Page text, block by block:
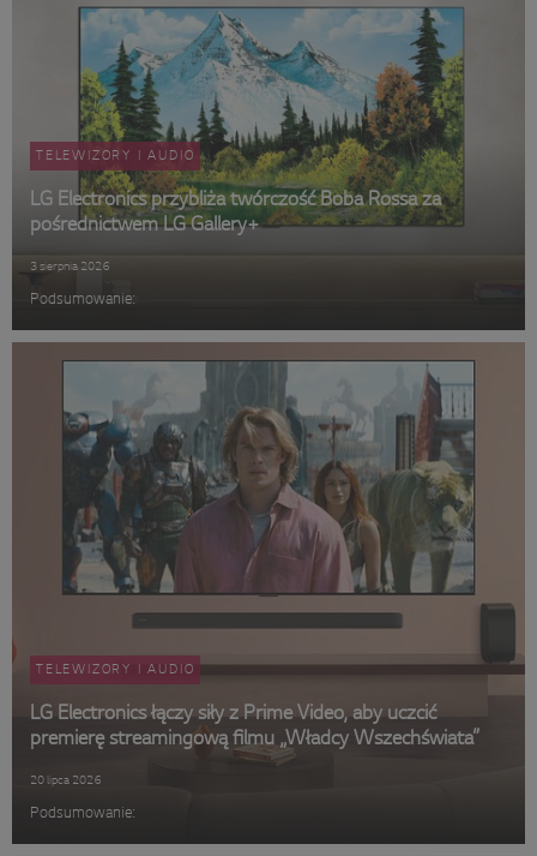
TELEWIZORY I AUDIO
LG Electronics przybliża twórczość Boba Rossa za
pośrednictwem LG Gallery+
3 sierpnia 2026
Podsumowanie:
TELEWIZORY I AUDIO
LG Electronics łączy siły z Prime Video, aby uczcić
premierę streamingową filmu „Władcy Wszechświata”
20 lipca 2026
Podsumowanie: